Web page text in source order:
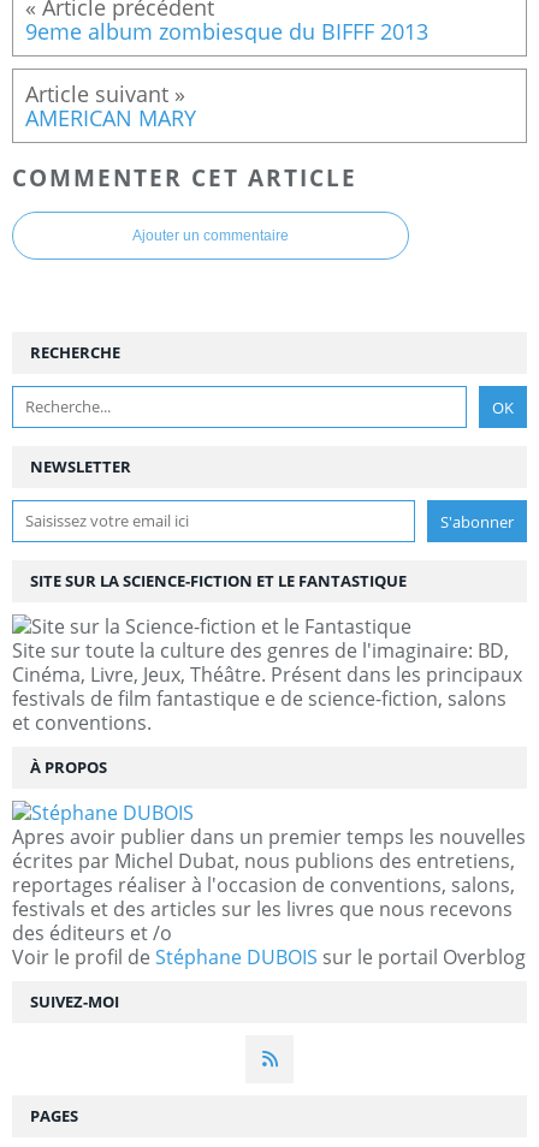
9eme album zombiesque du BIFFF 2013
AMERICAN MARY
COMMENTER CET ARTICLE
Ajouter un commentaire
NEWSLETTER
SUIVEZ-MOI
RECHERCHE
SITE SUR LA SCIENCE-FICTION ET LE FANTASTIQUE
Site sur toute la culture des genres de l'imaginaire: BD,
Cinéma, Livre, Jeux, Théâtre. Présent dans les principaux
festivals de film fantastique e de science-fiction, salons
et conventions.
À PROPOS
Apres avoir publier dans un premier temps les nouvelles
écrites par Michel Dubat, nous publions des entretiens,
reportages réaliser à l'occasion de conventions, salons,
festivals et des articles sur les livres que nous recevons
des éditeurs et /o
Voir le profil de Stéphane DUBOIS sur le portail Overblog
PAGES